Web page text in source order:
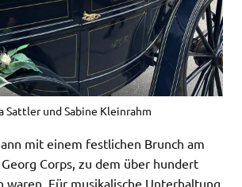
Sattler und Sabine Kleinrahm
mit einem festlichen Brunch am
Georg Corps, zu dem über hundert
waren. Für musikalische Unterhaltung